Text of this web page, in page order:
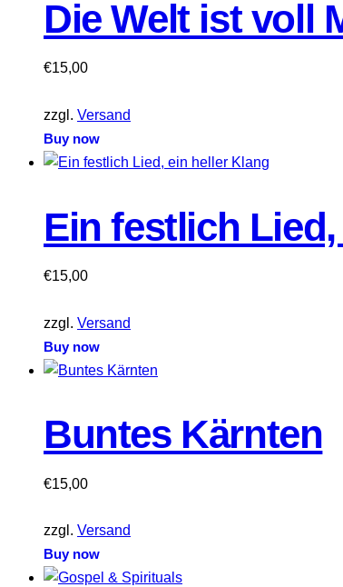
Die Welt ist voll
€15,00
zzgl. Versand
Buy now
Ein festlich
€15,00
zzgl. Versand
Buy now
Buntes Kärnten
€15,00
zzgl. Versand
Buy now